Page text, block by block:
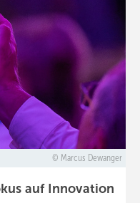
Marcus Dewanger
auf Innovation